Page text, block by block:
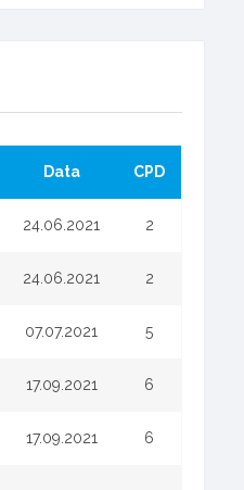
Data CPD
24.06.2021 2
24.06.2021 2
07.07.2021 5
17.09.2021 6
17.09.2021 6